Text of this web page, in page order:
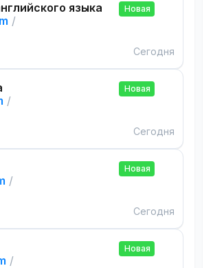
языка
/
Новая
Сегодня
/
Новая
Сегодня
/
Новая
Сегодня
/
Новая